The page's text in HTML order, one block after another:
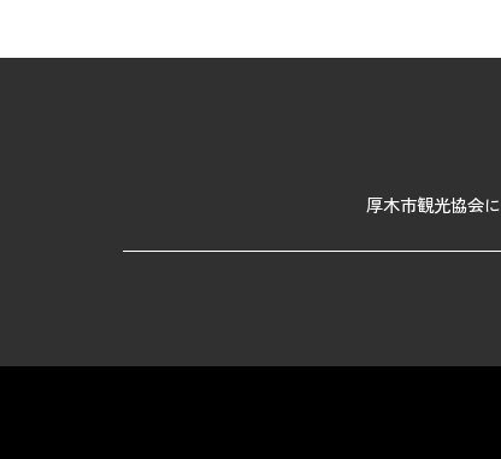
厚木市観光協会